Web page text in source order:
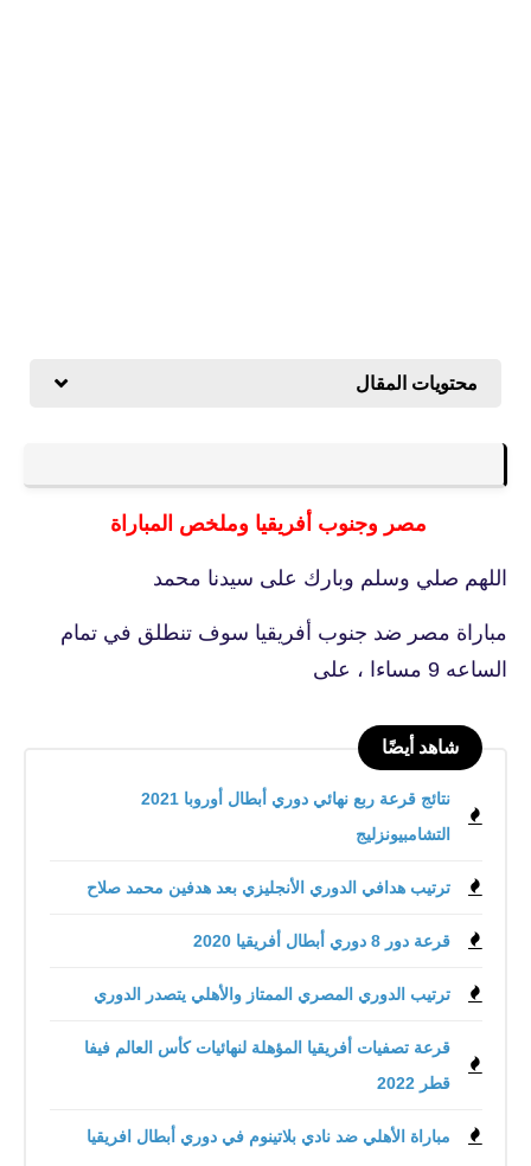
محتويات المقال
مصر وجنوب أفريقيا وملخص المباراة
اللهم صلي وسلم وبارك على سيدنا محمد
مباراة مصر ضد جنوب أفريقيا سوف تنطلق في تمام
الساعه 9 مساءا ، على
شاهد أيضًا
نتائج قرعة ربع نهائي دوري أبطال أوروبا 2021
التشامبيونزليج
ترتيب هدافي الدوري الأنجليزي بعد هدفين محمد صلاح
قرعة دور 8 دوري أبطال أفريقيا 2020
ترتيب الدوري المصري الممتاز والأهلي يتصدر الدوري
قرعة تصفيات أفريقيا المؤهلة لنهائيات كأس العالم فيفا
قطر 2022
مباراة الأهلي ضد نادي بلاتينوم في دوري أبطال افريقيا